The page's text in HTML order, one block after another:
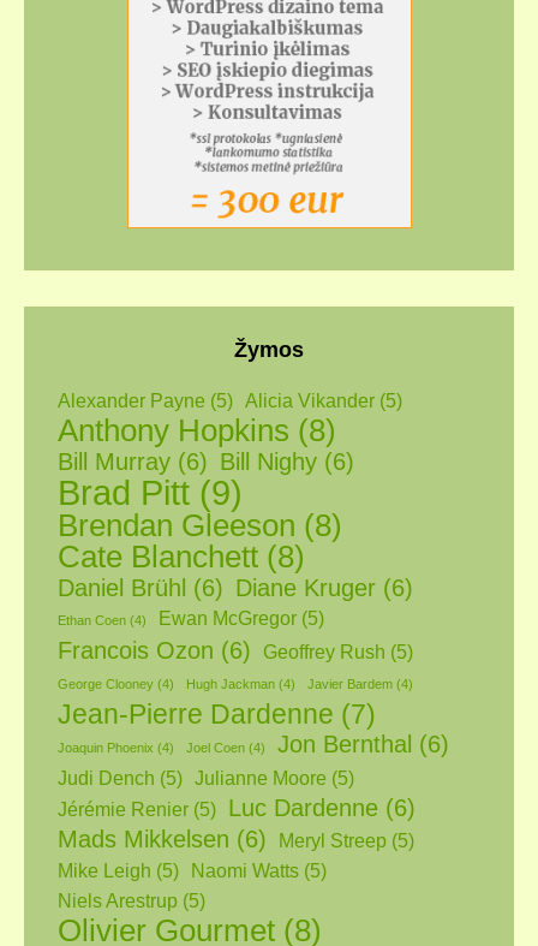
Žymos
Alexander Payne (5) Alicia Vikander (5)
Anthony Hopkins (8)
Bill Murray (6) Bill Nighy (6)
Brad Pitt (9)
Brendan Gleeson (8)
Cate Blanchett (8)
Daniel Brühl (6) Diane Kruger (6)
Ethan Coen (4) Ewan McGregor (5)
Francois Ozon (6) Geoffrey Rush (5)
George Clooney (4) Hugh Jackman (4) Javier Bardem (4)
Jean-Pierre Dardenne (7)
Joaquin Phoenix (4) Joel Coen (4) Jon Bernthal (6)
Judi Dench (5) Julianne Moore (5)
Jérémie Renier (5) Luc Dardenne (6)
Mads Mikkelsen (6) Meryl Streep (5)
Mike Leigh (5) Naomi Watts (5)
Niels Arestrup (5)
Olivier Gourmet (8)